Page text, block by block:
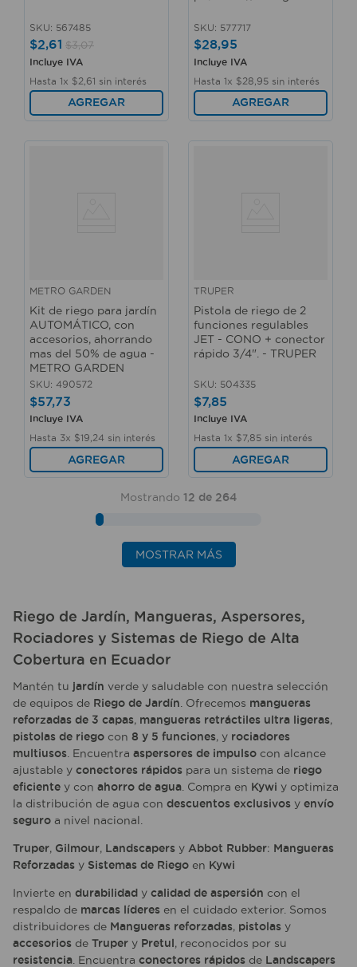
SKU: 567485
$2,61 $3,07
Incluye IVA
Hasta 1x $2 61 sin interés
AGREGAR
SKU: 577717
$28,95
Incluye IVA
Hasta 1x $28 95 sin interés
AGREGAR
METRO GARDEN
Kit de riego para jardín
AUTOMÁTICO, con
accesorios, ahorrando
mas del 50% de agua -
METRO GARDEN
SKU: 490572
$57,73
Incluye IVA
Hasta 3x $19 24 sin interés
AGREGAR
TRUPER
Pistola de riego de 2
funciones regulables
JET - CONO + conector
rápido 3/4". - TRUPER
SKU: 504335
$7,85
Incluye IVA
Hasta 1x $7,85 sin interés
AGREGAR
Mostrando 12 de 264
MOSTRAR MÁS
Riego de Jardín, Mangueras, Aspersores,
Rociadores y Sistemas de Riego de Alta
Cobertura en Ecuador
Mantén tu jardín verde y saludable con nuestra selección
de equipos de Riego de Jardín . Ofrecemos mangueras
reforzadas de 3 capas, mangueras retráctiles ultra ligeras,
pistolas de riego con 8 y 5 funciones, y rociadores
multiusos . Encuentra aspersores de impulso con alcance
ajustable y conectores rápidos para un sistema de riego
eficiente y con ahorro de agua . Compra en Kywi y optimiza
la distribución de agua con descuentos exclusivos y envío
seguro a nivel nacional.
Truper, Gilmour, Landscapers y Abbot Rubber: Mangueras
Reforzadas y Sistemas de Riego en Kywi
Invierte en durabilidad y calidad de aspersión con el
respaldo de marcas líderes en el cuidado exterior. Somos
distribuidores de Mangueras reforzadas, pistolas y
accesorios de Truper y Pretul, reconocidos por su
resistencia . Encuentra conectores rápidos de Landscapers